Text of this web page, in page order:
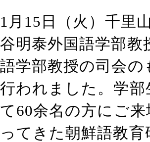
1 月 15 日（火）千里
谷明泰外国語学部
語学部教授の司会
行われました。学
て60余名の方にご
ってきた朝鮮語教